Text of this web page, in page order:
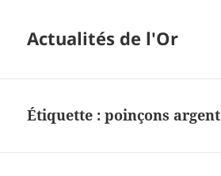
Actualités de l'Or
Étiquette :poinçons argent